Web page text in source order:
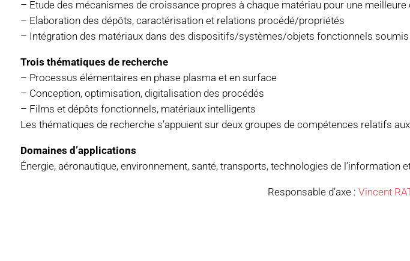
– Etude des mécanismes de croissance propres à chaque matériau pour une
– Elaboration des dépôts, caractérisation et relations procédé/propriétés
– Intégration des matériaux dans des dispositifs/systèmes/objets fonctionnels
Trois thématiques de recherche
– Processus élémentaires en phase plasma et en surface
– Conception, optimisation, digitalisation des procédés
– Films et dépôts fonctionnels, matériaux intelligents
Les thématiques de recherche s’appuient sur deux groupes de compétences relatifs
Domaines d’applications
Énergie, aéronautique, environnement, santé, transports, technologies de l’information
Responsable d’axe : Vincent